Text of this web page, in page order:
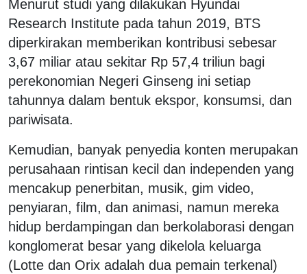
Menurut studi yang dilakukan Hyundai
Research Institute pada tahun 2019, BTS
diperkirakan memberikan kontribusi sebesar
3,67 miliar atau sekitar Rp 57,4 triliun bagi
perekonomian Negeri Ginseng ini setiap
tahunnya dalam bentuk ekspor, konsumsi, dan
pariwisata.
Kemudian, banyak penyedia konten merupakan
perusahaan rintisan kecil dan independen yang
mencakup penerbitan, musik, gim video,
penyiaran, film, dan animasi, namun mereka
hidup berdampingan dan berkolaborasi dengan
konglomerat besar yang dikelola keluarga
(Lotte dan Orix adalah dua pemain terkenal)